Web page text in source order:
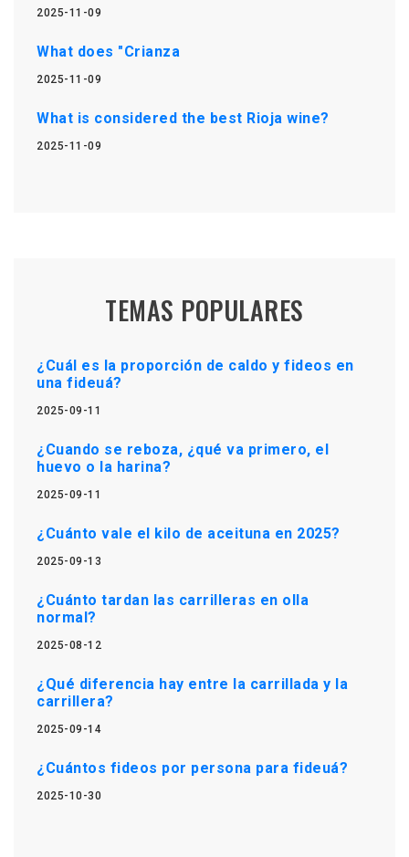
2025-11-09
What does "Crianza
2025-11-09
What is considered the best Rioja wine?
2025-11-09
TEMAS POPULARES
¿Cuál es la proporción de caldo y fideos en
una fideuá?
2025-09-11
¿Cuando se reboza, ¿qué va primero, el
huevo o la harina?
2025-09-11
¿Cuánto vale el kilo de aceituna en 2025?
2025-09-13
¿Cuánto tardan las carrilleras en olla
normal?
2025-08-12
¿Qué diferencia hay entre la carrillada y la
carrillera?
2025-09-14
¿Cuántos fideos por persona para fideuá?
2025-10-30